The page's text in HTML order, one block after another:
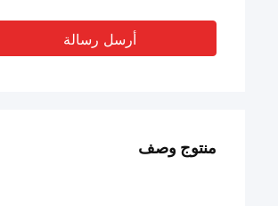
أرسل رسالة
منتوج وصف